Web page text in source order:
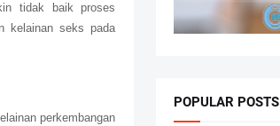
tidak baik proses
kelainan seks pada
perkembangan
POPULAR POSTS